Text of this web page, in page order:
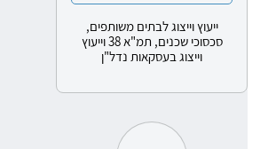
ייעוץ וייצוג לבתים משותפים,
סכסוכי שכנים, תמ"א 38 וייעוץ
וייצוג בעסקאות נדל"ן